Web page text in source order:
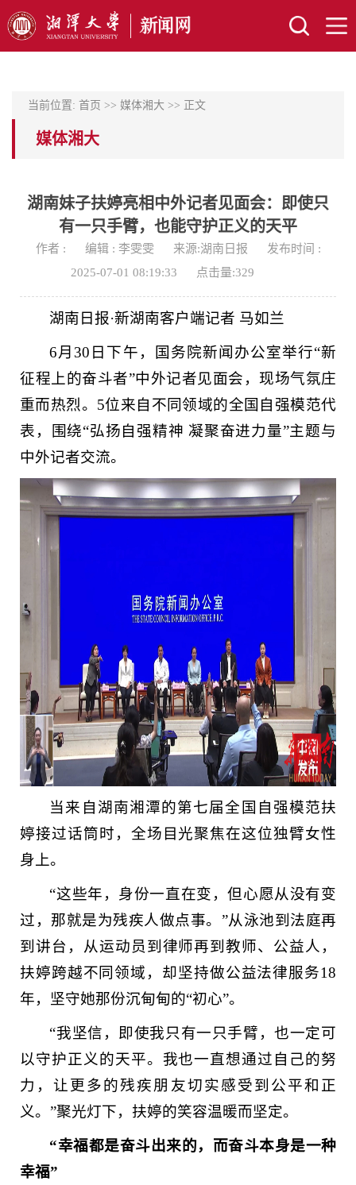
当前位置: 首页 >> 媒体湘大 >> 正文
媒体湘大
湖南妹子扶婷亮相中外记者见面会：即使只
有一只手臂，也能守护正义的天平
作者 : 编辑 : 李雯雯 来源:湖南日报
发布时间 :
2025-07-01 08:19:33
点击量:329
湖南日报·新湖南客户端记者 马如兰
6月30日下午，国务院新闻办公室举行“新
征程上的奋斗者”中外记者见面会，现场气氛庄
重而热烈。5位来自不同领域的全国自强模范代
表，围绕“弘扬自强精神 凝聚奋进力量”主题与
中外记者交流。
当来自湖南湘潭的第七届全国自强模范扶
婷接过话筒时，全场目光聚焦在这位独臂女性
身上。
“这些年，身份一直在变，但心愿从没有变
过，那就是为残疾人做点事。”从泳池到法庭再
到讲台，从运动员到律师再到教师、公益人，
扶婷跨越不同领域，却坚持做公益法律服务18
年，坚守她那份沉甸甸的“初心”。
“我坚信，即使我只有一只手臂，也一定可
以守护正义的天平。我也一直想通过自己的努
力，让更多的残疾朋友切实感受到公平和正
义。”聚光灯下，扶婷的笑容温暖而坚定。
“幸福都是奋斗出来的，而奋斗本身是一种
幸福”